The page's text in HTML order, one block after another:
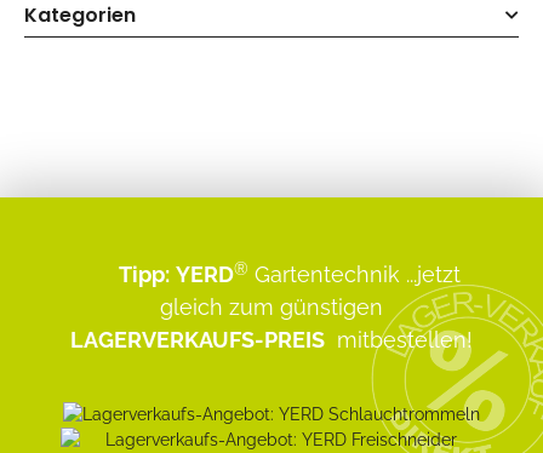
Kategorien
Tipp: YERD® Gartentechnik ...jetzt
gleich zum günstigen
LAGERVERKAUFS-PREIS mitbestellen!